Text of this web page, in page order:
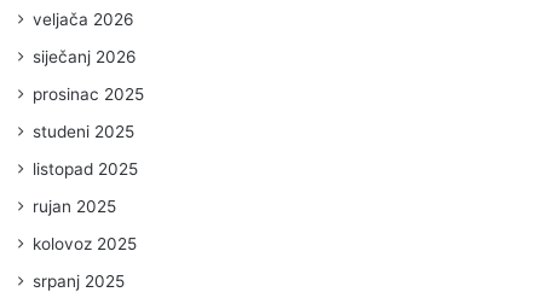
veljača 2026
siječanj 2026
prosinac 2025
studeni 2025
listopad 2025
rujan 2025
kolovoz 2025
srpanj 2025